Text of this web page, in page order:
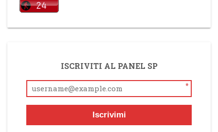
ISCRIVITI AL PANEL SP
*
Iscrivimi